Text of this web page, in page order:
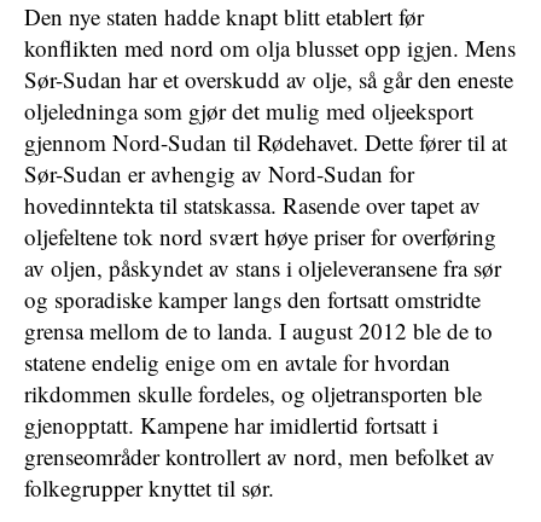
Den nye staten hadde knapt blitt etablert før
konflikten med nord om olja blusset opp igjen. Mens
Sør-Sudan har et overskudd av olje, så går den eneste
oljeledninga som gjør det mulig med oljeeksport
gjennom Nord-Sudan til Rødehavet. Dette fører til at
Sør-Sudan er avhengig av Nord-Sudan for
hovedinntekta til statskassa. Rasende over tapet av
oljefeltene tok nord svært høye priser for overføring
av oljen, påskyndet av stans i oljeleveransene fra sør
og sporadiske kamper langs den fortsatt omstridte
grensa mellom de to landa. I august 2012 ble de to
statene endelig enige om en avtale for hvordan
rikdommen skulle fordeles, og oljetransporten ble
gjenopptatt. Kampene har imidlertid fortsatt i
grenseområder kontrollert av nord, men befolket av
folkegrupper knyttet til sør.